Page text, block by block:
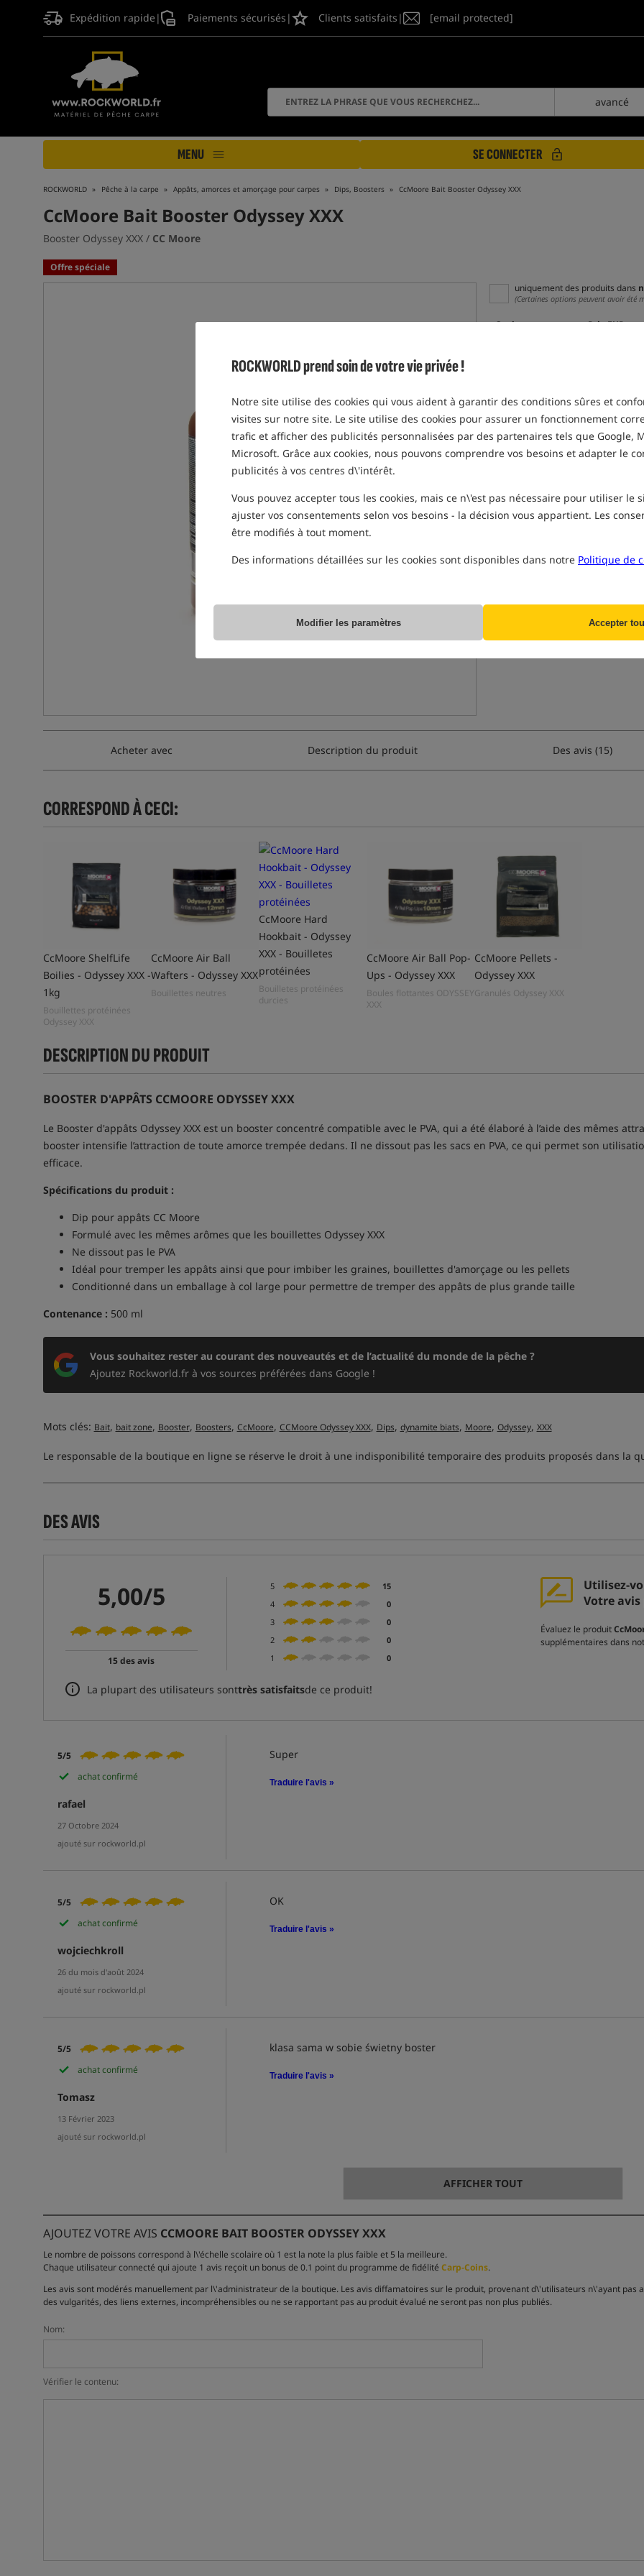
ROCKWORLD prend soin de votre vie privée !
Notre site utilise des cookies qui vous aident à garantir des conditions sûres et
visites sur notre site. Le site utilise des cookies pour assurer un fonctionnement
trafic et afficher des publicités personnalisées par des partenaires tels que Google,
Microsoft. Grâce aux cookies, nous pouvons comprendre vos besoins et adapter le
publicités à vos centres d\'intérêt.
Vous pouvez accepter tous les cookies, mais ce n\'est pas nécessaire pour utiliser le
ajuster vos consentements selon vos besoins - la décision vous appartient. Les
être modifiés à tout moment.
Des informations détaillées sur les cookies sont disponibles dans notre Politique de
Modifier les paramètres Accepter
Expédition rapide | Paiements sécurisés | Clients satisfaits | [email protected]
avancé
MENU SE CONNECTER
ROCKWORLD Pêche à la carpe Appâts, amorces et amorçage pour carpes Dips, Boosters CcMoore Bait Booster Odyssey XXX
CcMoore Bait Booster Odyssey XXX
Booster Odyssey XXX / CC Moore
Offre spéciale
uniquement des produits dans
(Certaines options peuvent avoir été
Option Prix EUR
0,51
Fin de la
EXPÉDITION PRÉVUE
Tous les prix indiqués incluent la TVA
Producent:CC Moore
Acheter avec Description du produit Des avis (15)
CORRESPOND À CECI:
CcMoore ShelfLife
Boilies - Odyssey XXX -
1kg
Bouillettes protéinées
Odyssey XXX
CcMoore Air Ball
Wafters - Odyssey XXX
Bouillettes neutres
CcMoore Hard
Hookbait - Odyssey
XXX - Bouilletes
protéinées
Bouilletes protéinées
durcies
CcMoore Air Ball Pop-
Ups - Odyssey XXX
Boules flottantes ODYSSEY
XXX
CcMoore Pellets -
Odyssey XXX
Granulés Odyssey XXX
DESCRIPTION DU PRODUIT
BOOSTER D'APPÂTS CCMOORE ODYSSEY XXX
Le Booster d'appâts Odyssey XXX est un booster concentré compatible avec le PVA, qui a été élaboré à l’aide des mêmes
booster intensifie l’attraction de toute amorce trempée dedans. Il ne dissout pas les sacs en PVA, ce qui permet son
efficace.
Spécifications du produit :
Dip pour appâts CC Moore
Formulé avec les mêmes arômes que les bouillettes Odyssey XXX
Ne dissout pas le PVA
Idéal pour tremper les appâts ainsi que pour imbiber les graines, bouillettes d'amorçage ou les pellets
Conditionné dans un emballage à col large pour permettre de tremper des appâts de plus grande taille
Contenance : 500 ml
Vous souhaitez rester au courant des nouveautés et de l’actualité du monde de la pêche ?
Ajoutez Rockworld.fr à vos sources préférées dans Google !
Mots clés: Bait, bait zone, Booster, Boosters, CcMoore, CCMoore Odyssey XXX, Dips, dynamite biats, Moore, Odyssey, XXX
Le responsable de la boutique en ligne se réserve le droit à une indisponibilité temporaire des produits proposés dans la
DES AVIS
5,00/5
15 des avis
5
15
4
0
3
0
2
0
1
0
La plupart des utilisateurs sonttrès satisfaitsde ce produit!
Utilisez-
Votre
Évaluez le produit
supplémentaires dans
5/5
achat confirmé
rafael
27 Octobre 2024
ajouté sur rockworld.pl
Super
Traduire l'avis »
5/5
achat confirmé
wojciechkroll
26 du mois d'août 2024
ajouté sur rockworld.pl
OK
Traduire l'avis »
5/5
achat confirmé
Tomasz
13 Février 2023
ajouté sur rockworld.pl
klasa sama w sobie świetny boster
Traduire l'avis »
AFFICHER TOUT
AJOUTEZ VOTRE AVIS CCMOORE BAIT BOOSTER ODYSSEY XXX
Le nombre de poissons correspond à l\'échelle scolaire où 1 est la note la plus faible et 5 la meilleure.
Chaque utilisateur connecté qui ajoute 1 avis reçoit un bonus de 0.1 point du programme de fidélité Carp-Coins.
Les avis sont modérés manuellement par l\'administrateur de la boutique. Les avis diffamatoires sur le produit, provenant d\'utilisateurs n\'ayant pas
des vulgarités, des liens externes, incompréhensibles ou ne se rapportant pas au produit évalué ne seront pas non plus publiés.
Nom:
Vérifier le contenu: